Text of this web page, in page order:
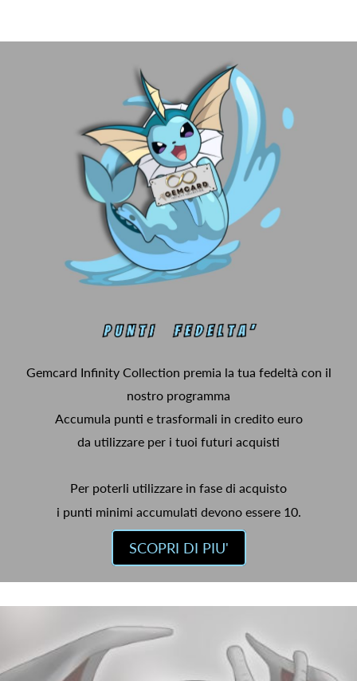
Gemcard Infinity Collection premia la tua fedeltà con il
nostro programma
Accumula punti e trasformali in credito euro
da utilizzare per i tuoi futuri acquisti
Per poterli utilizzare in fase di acquisto
i punti minimi accumulati devono essere 10.
SCOPRI DI PIU'